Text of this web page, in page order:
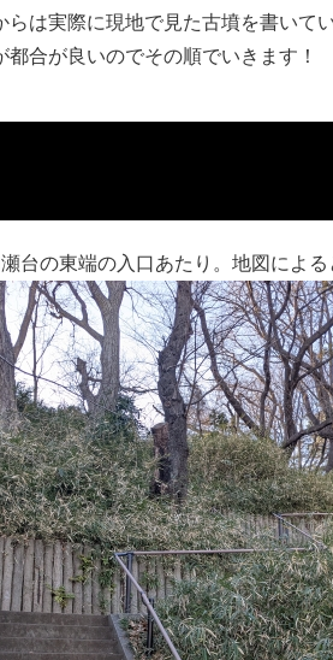
らは実際に現地で見た古墳を書いて
合が良いのでその順でいきます！
台の東端の入口あたり。地図による